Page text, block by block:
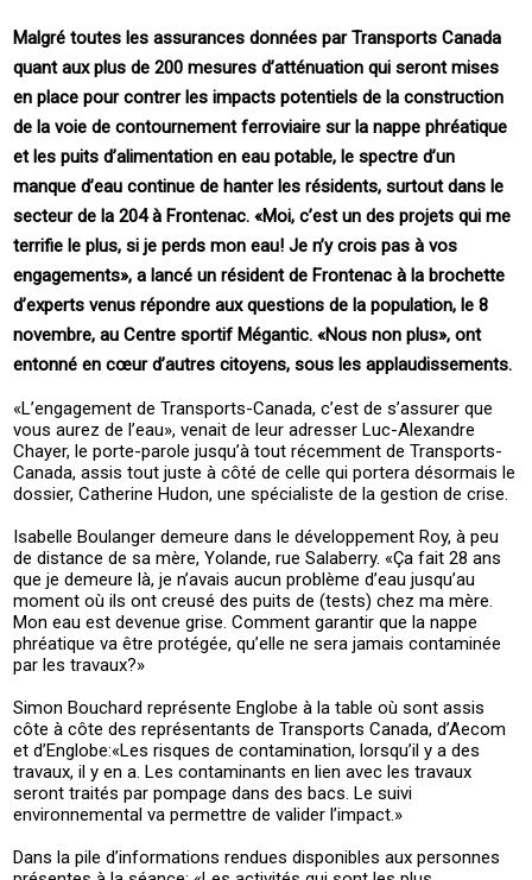
Malgré toutes les assurances données par Transports Canada
quant aux plus de 200 mesures d’atténuation qui seront mises
en place pour contrer les impacts potentiels de la construction
de la voie de contournement ferroviaire sur la nappe phréatique
et les puits d’alimentation en eau potable, le spectre d’un
manque d’eau continue de hanter les résidents, surtout dans le
secteur de la 204 à Frontenac. «Moi, c’est un des projets qui me
terrifie le plus, si je perds mon eau! Je n’y crois pas à vos
engagements», a lancé un résident de Frontenac à la brochette
d’experts venus répondre aux questions de la population, le 8
novembre, au Centre sportif Mégantic. «Nous non plus», ont
entonné en cœur d’autres citoyens, sous les applaudissements.
«L’engagement de Transports-Canada, c’est de s’assurer que
vous aurez de l’eau», venait de leur adresser Luc-Alexandre
Chayer, le porte-parole jusqu’à tout récemment de Transports-
Canada, assis tout juste à côté de celle qui portera désormais le
dossier, Catherine Hudon, une spécialiste de la gestion de crise.
Isabelle Boulanger demeure dans le développement Roy, à peu
de distance de sa mère, Yolande, rue Salaberry. «Ça fait 28 ans
que je demeure là, je n’avais aucun problème d’eau jusqu’au
moment où ils ont creusé des puits de (tests) chez ma mère.
Mon eau est devenue grise. Comment garantir que la nappe
phréatique va être protégée, qu’elle ne sera jamais contaminée
par les travaux?»
Simon Bouchard représente Englobe à la table où sont assis
côte à côte des représentants de Transports Canada, d’Aecom
et d’Englobe:«Les risques de contamination, lorsqu’il y a des
travaux, il y en a. Les contaminants en lien avec les travaux
seront traités par pompage dans des bacs. Le suivi
environnemental va permettre de valider l’impact.»
Dans la pile d’informations rendues disponibles aux personnes